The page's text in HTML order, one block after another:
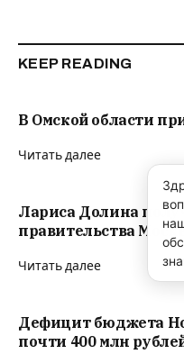
KEEP READING
В Омской области
Читать далее
Лариса Долина
правительства
Читать далее
Дефицит бюджета
почти 400 млн